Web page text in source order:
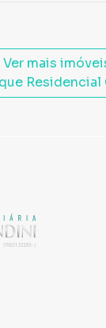
Ver mais
Residencial